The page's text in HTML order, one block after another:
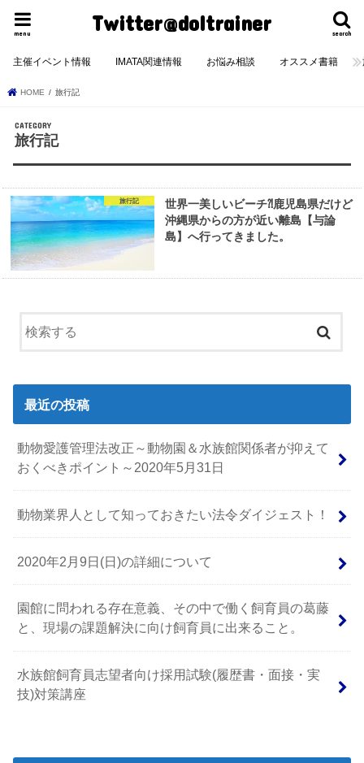
Twitter@doltrainer search
menu
主催イベント情報 IMATA関連情報 お悩み相談 オススメ書籍
HOME 旅行記
旅行記
旅行記
世界一美しいビーチ⁈鹿児島県だけど
沖縄県からの方が近い離島【与論
島】へ行ってきました。
最近の投稿
動物愛護管理法改正～動物園＆水族館関係者が抑えて
おくべきポイント～2020年5月31日
動物業界人として知っておきたい法令ダイジェスト！
2020年2月9日(日)の詳細について
園館に問われる存在意義、その中で働く飼育員の葛藤
と、現場の課題解決に向け飼育員に出来ること。
水族館飼育員志望者向け採用試験(履歴書・面接・実
技)対策講座